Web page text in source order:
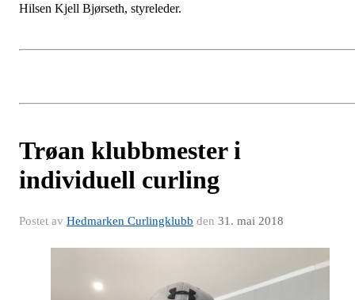
Hilsen Kjell Bjørseth, styreleder.
Trøan klubbmester i
individuell curling
Postet av Hedmarken Curlingklubb den 31. mai 2018